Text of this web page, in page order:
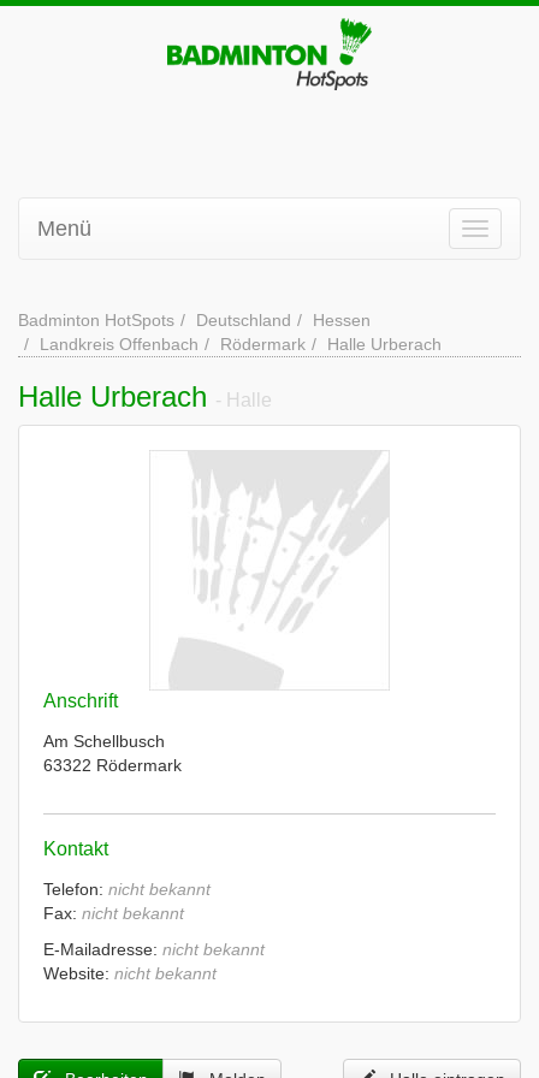
Menü
Badminton HotSpots Deutschland
Hessen
Landkreis Offenbach
Rödermark Halle Urberach
Halle Urberach - Halle
Anschrift
Am Schellbusch
63322 Rödermark
Kontakt
Telefon: nicht bekannt
Fax: nicht bekannt
E-Mailadresse: nicht bekannt
Website: nicht bekannt